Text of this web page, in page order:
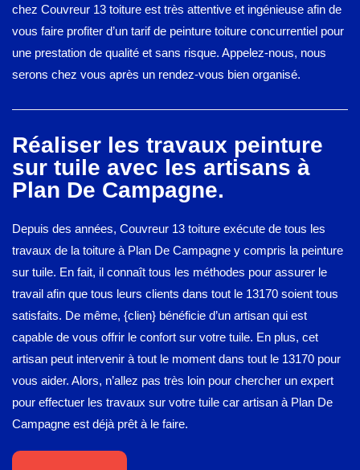
chez Couvreur 13 toiture est très attentive et ingénieuse afin de
vous faire profiter d’un tarif de peinture toiture concurrentiel pour
une prestation de qualité et sans risque. Appelez-nous, nous
serons chez vous après un rendez-vous bien organisé.
Réaliser les travaux peinture
sur tuile avec les artisans à
Plan De Campagne.
Depuis des années, Couvreur 13 toiture exécute de tous les
travaux de la toiture à Plan De Campagne y compris la peinture
sur tuile. En fait, il connaît tous les méthodes pour assurer le
travail afin que tous leurs clients dans tout le 13170 soient tous
satisfaits. De même, {clien} bénéficie d’un artisan qui est
capable de vous offrir le confort sur votre tuile. En plus, cet
artisan peut intervenir à tout le moment dans tout le 13170 pour
vous aider. Alors, n’allez pas très loin pour chercher un expert
pour effectuer les travaux sur votre tuile car artisan à Plan De
Campagne est déjà prêt à le faire.